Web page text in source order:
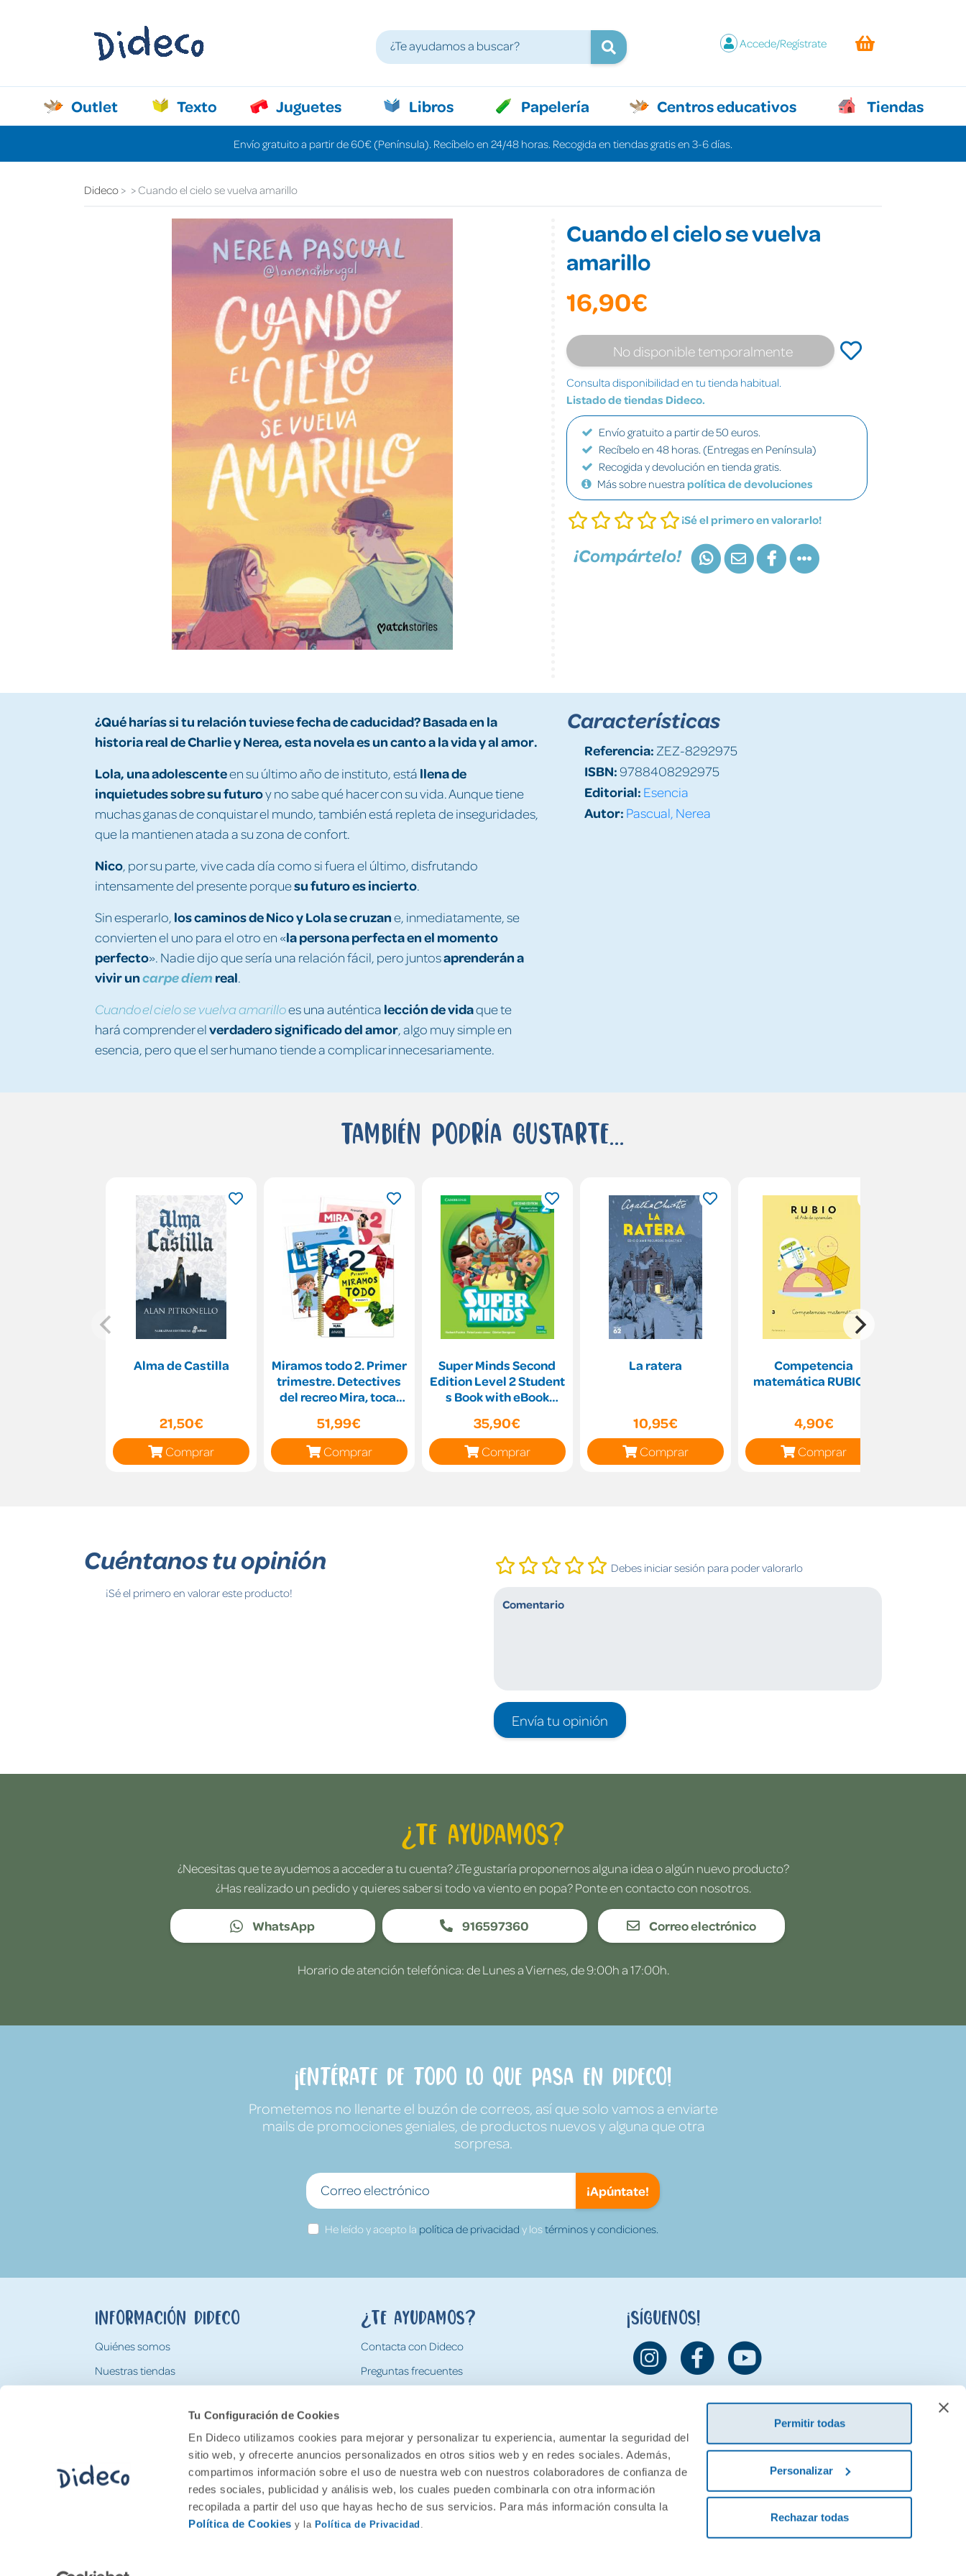
Tu Configuración de Cookies
En Dideco utilizamos cookies para mejorar y personalizar tu experiencia, aumentar la seguridad del
sitio web, y ofrecerte anuncios personalizados en otros sitios web y en redes sociales. Además,
compartimos información sobre el uso de nuestra web con nuestros colaboradores de confianza de
redes sociales, publicidad y análisis web, los cuales pueden combinarla con otra información
recopilada a partir del uso que hayas hecho de sus servicios. Para más información consulta la
Política de Cookies y la Política de Privacidad .
Permitir todas
Personalizar
Rechazar todas
Accede/Regístrate
Outlet Texto Juguetes Libros Papelería Centros educativos Tiendas
Envío gratuito a partir de 60€ (Península). Recíbelo en 24/48 horas. Recogida en tiendas gratis en 3-6 días.
Dideco Cuando el cielo se vuelva amarillo
Cuando el cielo se vuelva
amarillo
16,90€
No disponible temporalmente
Consulta disponibilidad en tu tienda habitual.
Listado de tiendas Dideco.
Envío gratuito a partir de 50 euros.
Recíbelo en 48 horas. (Entregas en Península)
Recogida y devolución en tienda gratis.
Más sobre nuestra política de devoluciones
¡Sé el primero en valorarlo!
¡Compártelo!
¿Qué harías si tu relación tuviese fecha de caducidad? Basada en la
historia real de Charlie y Nerea, esta novela es un canto a la vida y al amor.
Lola, una adolescenteen su último año de instituto, está llena de
inquietudes sobre su futuroy no sabe qué hacer con su vida. Aunque tiene
muchas ganas de conquistar el mundo, también está repleta de inseguridades,
que la mantienen atada a su zona de confort.
Nico, por su parte, vive cada día como si fuera el último, disfrutando
intensamente del presente porquesu futuro es incierto.
Sin esperarlo, los caminos de Nico y Lola se cruzane, inmediatamente, se
convierten el uno para el otro en «la persona perfecta en el momento
perfecto». Nadie dijo que sería una relación fácil, pero juntosaprenderán a
vivir uncarpe diem real.
Cuando el cielo se vuelva amarilloes una auténtica lección de vidaque te
hará comprender elverdaderosignificado del amor, algo muy simple en
esencia, pero que el ser humano tiende a complicar innecesariamente.
Características
Referencia: ZEZ-8292975
ISBN:9788408292975
Editorial: Esencia
Autor: Pascual, Nerea
También podría gustarte...
Alma de Castilla
21,50€
Comprar
Miramos todo 2. Primer
trimestre. Detectives
del recreo Mira, toca,
51,99€
Comprar
Super Minds Second
Edition Level 2 Student
s Book with eBook
35,90€
Comprar
La ratera
10,95€
Comprar
Competencia
matemática RUBIO 3
4,90€
Comprar
Cuéntanos tu opinión
¡Sé el primero en valorar este producto!
Debes iniciar sesión para poder valorarlo
Envía tu opinión
¿Te ayudamos?
¿Necesitas que te ayudemos a acceder a tu cuenta? ¿Te gustaría proponernos alguna idea o algún nuevo producto?
¿Has realizado un pedido y quieres saber si todo va viento en popa? Ponte en contacto con nosotros.
WhatsApp 916597360 Correo electrónico
Horario de atención telefónica: de Lunes a Viernes, de 9:00h a 17:00h.
¡Entérate de todo lo que pasa en Dideco!
Prometemos no llenarte el buzón de correos, así que solo vamos a enviarte
mails de promociones geniales, de productos nuevos y alguna que otra
sorpresa.
¡Apúntate!
He leído y acepto la política de privacidad y lostérminos y condiciones.
Información Dideco
Quiénes somos
Nuestras tiendas
Tarjeta Regalo Dideco
¿Te ayudamos?
Contacta con Dideco
Preguntas frecuentes
Devoluciones
¡Síguenos!
2026 Feran. Todos los derechos quedan reservados.